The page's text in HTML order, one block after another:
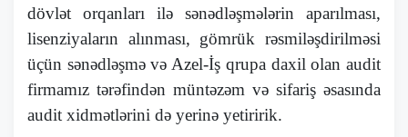
dövlət orqanları ilə sənədləşmələrin aparılması,
lisenziyaların alınması, gömrük rəsmiləşdirilməsi
üçün sənədləşmə və Azel-İş qrupa daxil olan audit
firmamız tərəfindən müntəzəm və sifariş əsasında
audit xidmətlərini də yerinə yetiririk.